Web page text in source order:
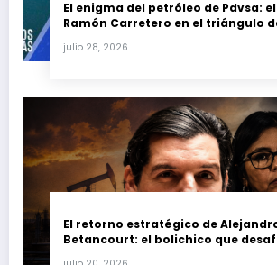
El enigma del petróleo de Pdvsa:
Ramón Carretero en el triángulo
julio 28, 2026
El retorno estratégico de
Betancourt: el bolichico que